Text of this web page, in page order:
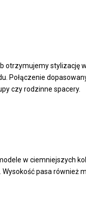
otrzymujemy stylizację
Połączenie
czy rodzinne spacery.
w ciemniejszych
pasa również